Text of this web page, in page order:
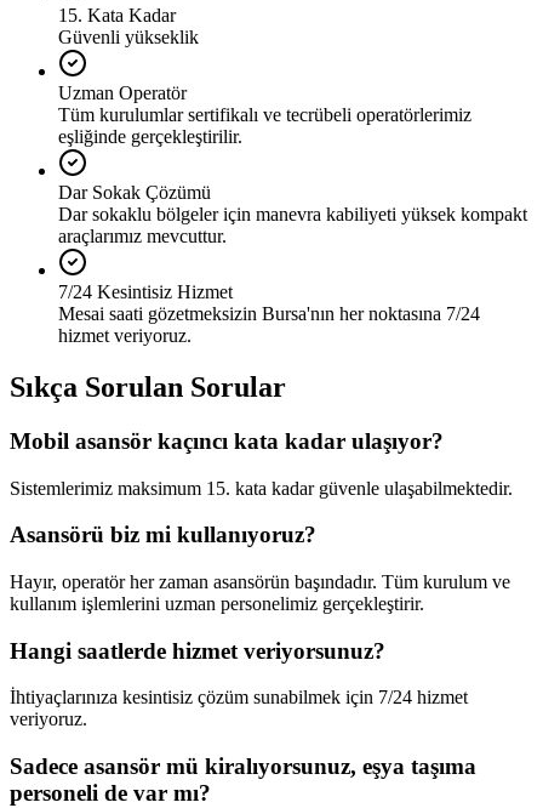
15. Kata Kadar
Güvenli yükseklik
Uzman Operatör
Tüm kurulumlar sertifikalı ve tecrübeli operatörlerimiz
eşliğinde gerçekleştirilir.
Dar Sokak Çözümü
Dar sokaklu bölgeler için manevra kabiliyeti yüksek kompakt
araçlarımız mevcuttur.
7/24 Kesintisiz Hizmet
Mesai saati gözetmeksizin Bursa'nın her noktasına 7/24
hizmet veriyoruz.
Sıkça Sorulan Sorular
Mobil asansör kaçıncı kata kadar ulaşıyor?
Sistemlerimiz maksimum 15. kata kadar güvenle ulaşabilmektedir.
Asansörü biz mi kullanıyoruz?
Hayır, operatör her zaman asansörün başındadır. Tüm kurulum ve
kullanım işlemlerini uzman personelimiz gerçekleştirir.
Hangi saatlerde hizmet veriyorsunuz?
İhtiyaçlarınıza kesintisiz çözüm sunabilmek için 7/24 hizmet
veriyoruz.
Sadece asansör mü kiralıyorsunuz, eşya taşıma
personeli de var mı?